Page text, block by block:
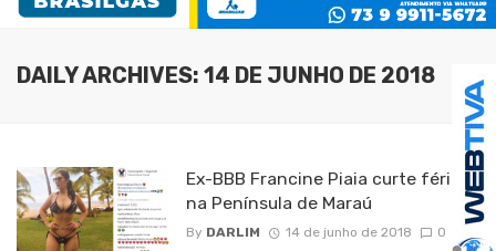
DAILY ARCHIVES: 14 DE JUNHO DE 2018
Ex-BBB Francine Piaia curte férias
na Península de Maraú
By DARLIM 14 de junho de 2018 0